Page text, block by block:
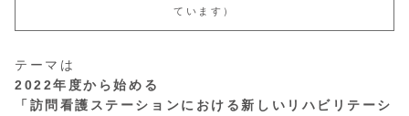
ています）
テーマは
2022年度から始める
「訪問看護ステーションにおける新しいリハビリテーシ